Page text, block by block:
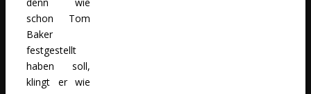
schon Tom
Baker
festgestellt
haben soll,
klingt er wie